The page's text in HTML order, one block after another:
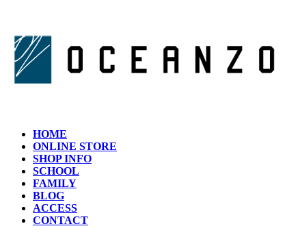
テ
ン
へ
ゲ
ー
ョ
HOME
ONLINE STORE
SHOP INFO
SCHOOL
FAMILY
BLOG
ACCESS
CONTACT